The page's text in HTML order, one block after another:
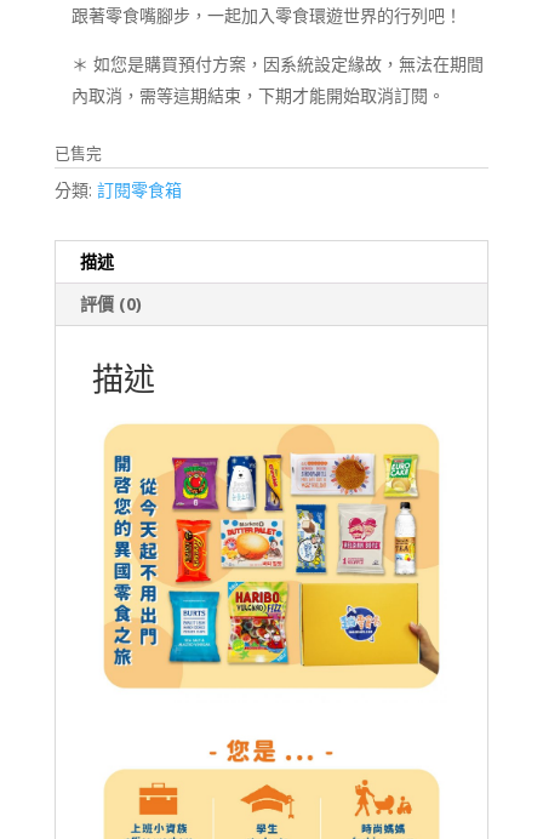
跟著零食嘴腳步，一起加入零食環遊世界的行列吧！
＊ 如您是購買預付方案，因系統設定緣故，無法在期間
內取消，需等這期結束，下期才能開始取消訂閱。
已售完
分類: 訂閱零食箱
描述
評價 (0)
描述